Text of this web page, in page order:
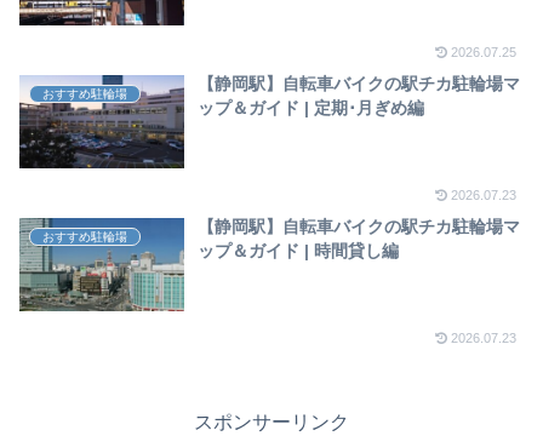
2026.07.25
おすすめ駐輪場
【静岡駅】自転車バイクの駅チカ駐輪場マ
ップ＆ガイド | 定期･月ぎめ編
2026.07.23
おすすめ駐輪場
【静岡駅】自転車バイクの駅チカ駐輪場マ
ップ＆ガイド | 時間貸し編
2026.07.23
スポンサーリンク